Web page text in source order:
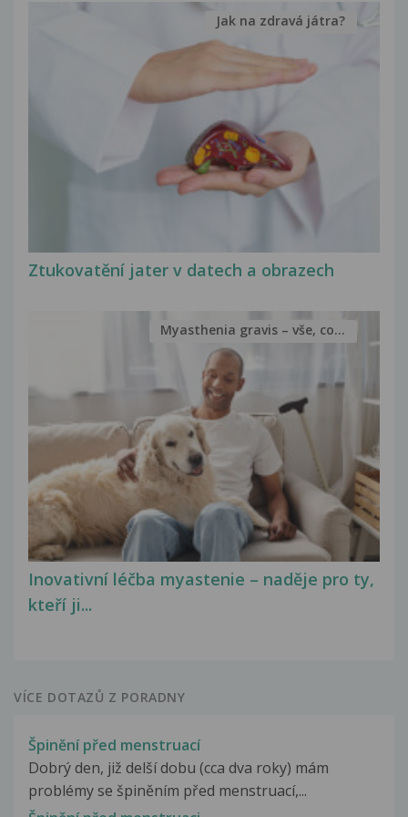
Ztukovatění jater v datech a obrazech
Jak na zdravá játra?
Inovativní léčba myastenie – naděje pro ty,
kteří ji...
Myasthenia gravis – vše, co...
VÍCE DOTAZŮ Z PORADNY
Špinění před menstruací
Dobrý den, již delší dobu (cca dva roky) mám
problémy se špiněním před menstruací,...